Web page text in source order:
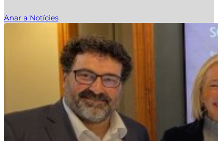
Anar a Notícies